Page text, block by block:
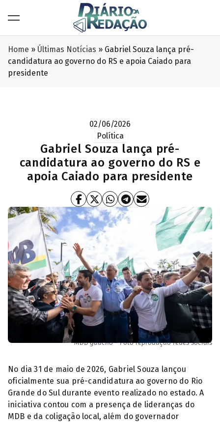
Home » Últimas Notícias » Gabriel Souza lança pré-
candidatura ao governo do RS e apoia Caiado para
presidente
02/06/2026
Política
Gabriel Souza lança pré-
candidatura ao governo do RS e
apoia Caiado para presidente
Caiado, ao centro, foi anunciado como candidato apoiado pelo
MDB gaúcho - Foto reprodução redes sociais
No dia 31 de maio de 2026, Gabriel Souza lançou
oficialmente sua pré-candidatura ao governo do Rio
Grande do Sul durante evento realizado no estado. A
iniciativa contou com a presença de lideranças do
MDB e da coligação local, além do governador